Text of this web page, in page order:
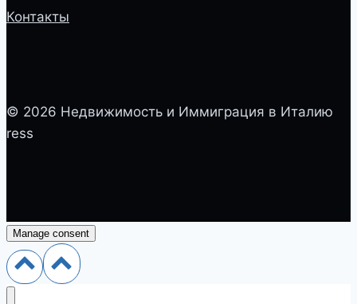
Контакты
© 2026 Недвижимость и Иммиграция в Италию
ress
Manage consent